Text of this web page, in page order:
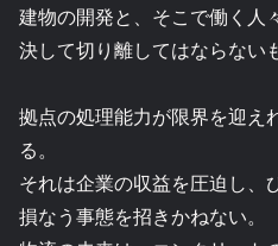
建物の開発と、そこで働く人
決して切り離してはならない
拠点の処理能力が限界を迎え
る。
それは企業の収益を圧迫し、
損なう事態を招きかねない。